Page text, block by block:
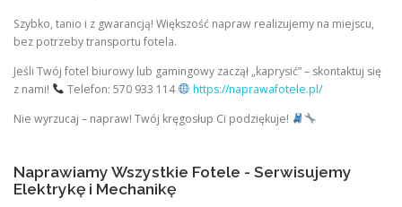
Szybko, tanio i z gwarancją! Większość napraw realizujemy na miejscu,
bez potrzeby transportu fotela.
Jeśli Twój fotel biurowy lub gamingowy zaczął „kaprysić” – skontaktuj się
z nami!
Telefon: 570 933 114
https://naprawafotele.pl/
Nie wyrzucaj – napraw! Twój kręgosłup Ci podziękuje!
Naprawiamy Wszystkie Fotele - Serwisujemy
Elektrykę i Mechanikę